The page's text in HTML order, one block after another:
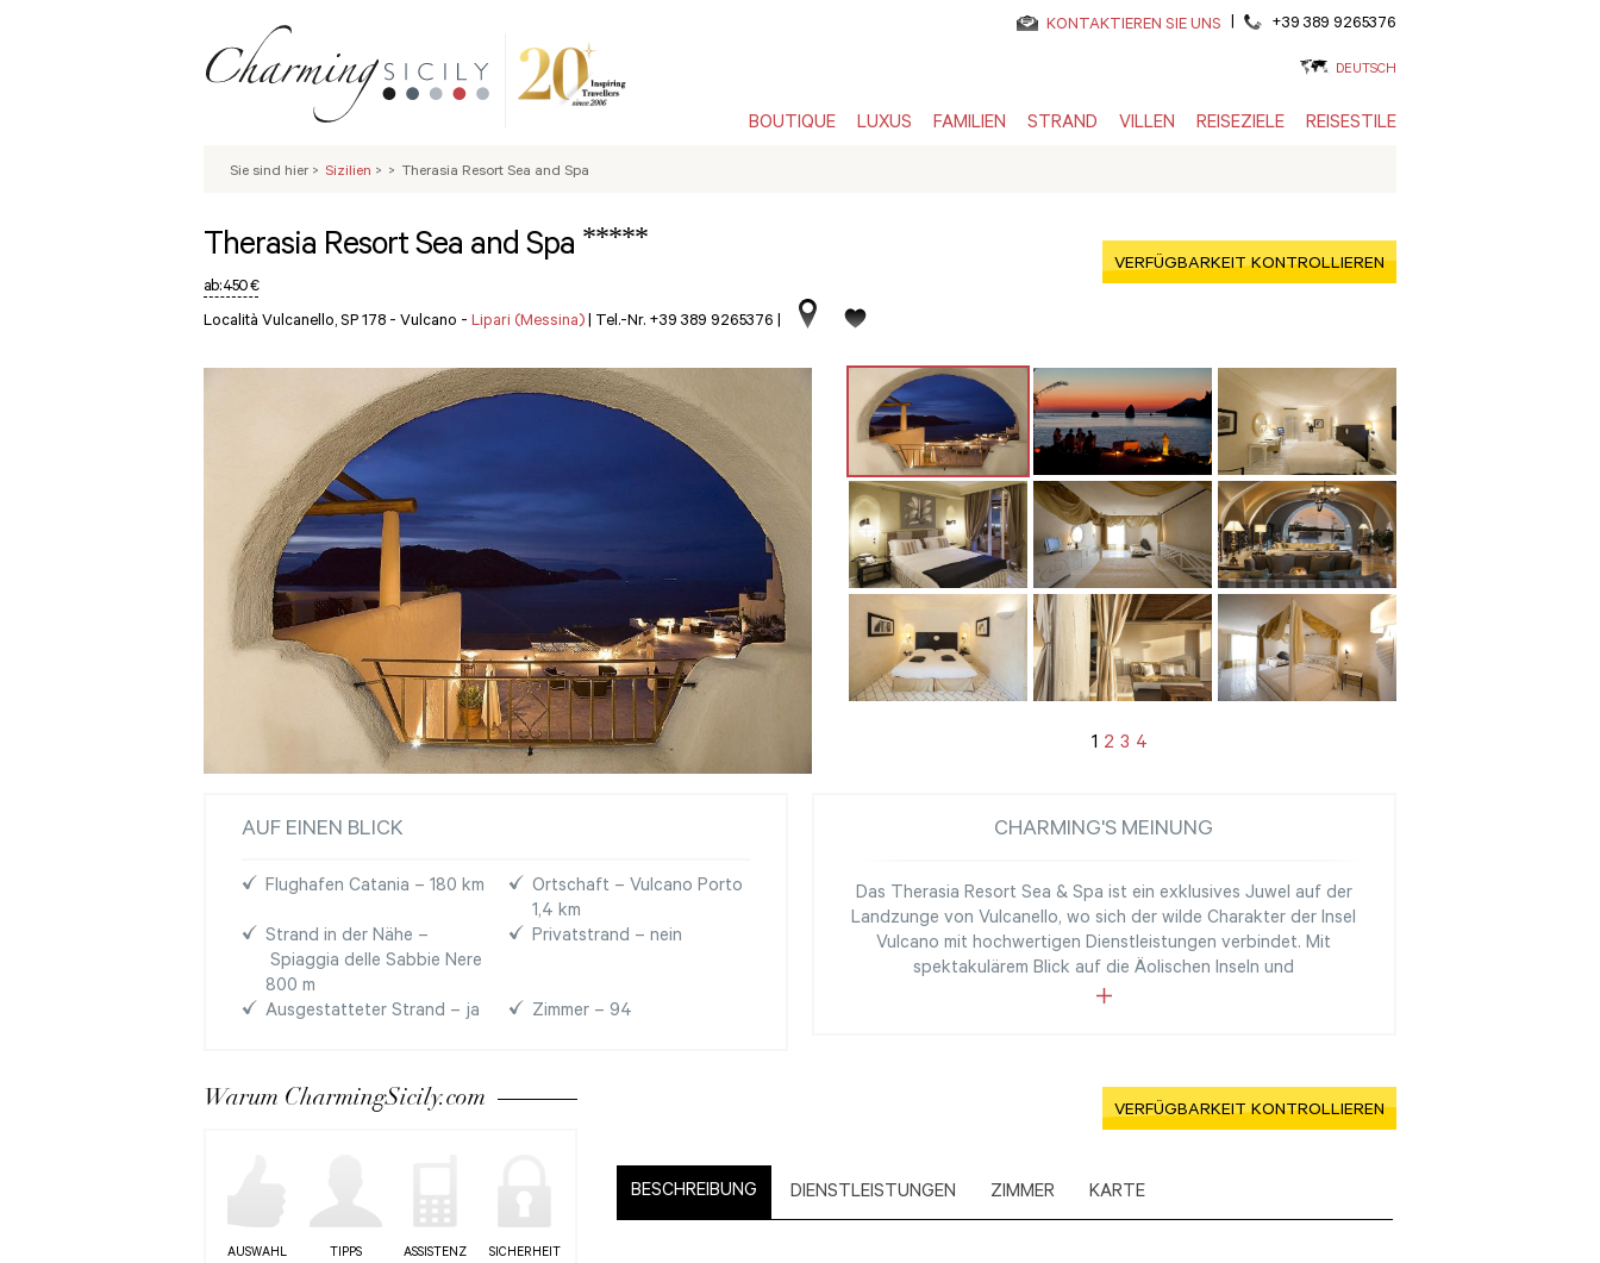
KONTAKTIEREN SIE UNS | +39 389 9265376
DEUTSCH
BOUTIQUE LUXUS FAMILIEN STRAND VILLEN REISEZIELE REISESTILE
Sie sind hier > Sizilien > > Therasia Resort Sea and Spa
Therasia Resort Sea and Spa *****
ab:450 €
Località Vulcanello, SP 178 - Vulcano - Lipari (Messina) | Tel.-Nr. +39 389 9265376 |
VERFÜGBARKEIT KONTROLLIEREN
1 2 3 4
AUF EINEN BLICK
Flughafen Catania – 180 km
Ortschaft – Vulcano Porto
1,4 km
Strand in der Nähe –
Spiaggia delle Sabbie Nere
800 m
Privatstrand – nein
Ausgestatteter Strand – ja Zimmer – 94
CHARMING'S MEINUNG
Das Therasia Resort Sea & Spa ist ein exklusives Juwel auf der
Landzunge von Vulcanello, wo sich der wilde Charakter der Insel
Vulcano mit hochwertigen Dienstleistungen verbindet. Mit
spektakulärem Blick auf die Äolischen Inseln und
Warum CharmingSicily.com
AUSWAHL TIPPS ASSISTENZ SICHERHEIT
VERFÜGBARKEIT KONTROLLIEREN
BESCHREIBUNG DIENSTLEISTUNGEN ZIMMER KARTE